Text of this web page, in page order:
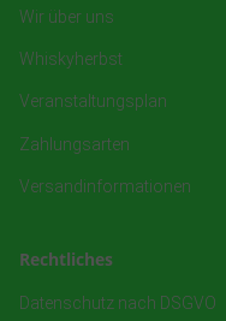
Wir über uns
Whiskyherbst
Veranstaltungsplan
Zahlungsarten
Versandinformationen
Rechtliches
Datenschutz nach DSGVO